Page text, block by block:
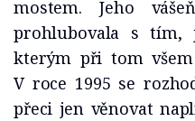
mostem. Jeho
prohlubovala s tím,
kterým při tom
V roce 1995 se
přeci jen věnovat